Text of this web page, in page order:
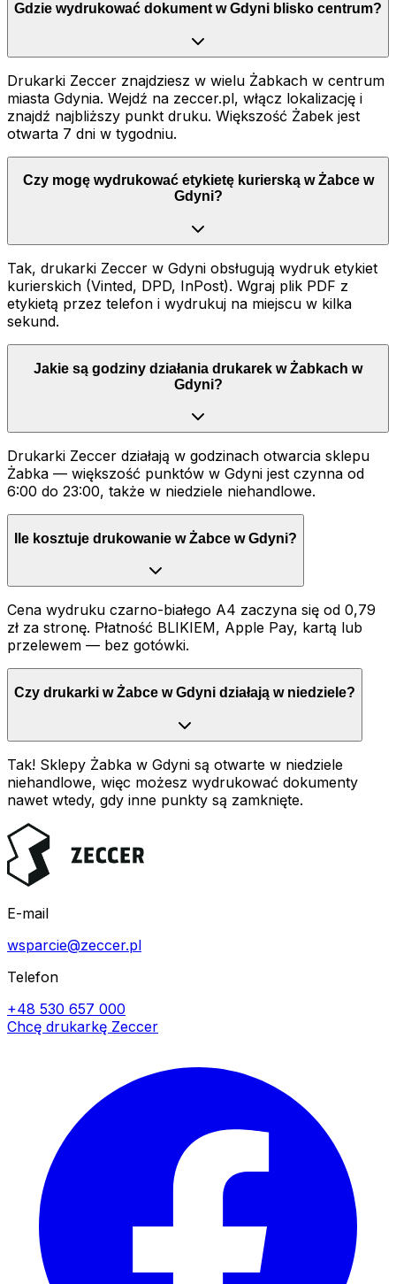
Gdzie wydrukować dokument w Gdyni blisko centrum?
Drukarki Zeccer znajdziesz w wielu Żabkach w centrum
miasta Gdynia. Wejdź na zeccer.pl, włącz lokalizację i
znajdź najbliższy punkt druku. Większość Żabek jest
otwarta 7 dni w tygodniu.
Czy mogę wydrukować etykietę kurierską w Żabce w
Gdyni?
Tak, drukarki Zeccer w Gdyni obsługują wydruk etykiet
kurierskich (Vinted, DPD, InPost). Wgraj plik PDF z
etykietą przez telefon i wydrukuj na miejscu w kilka
sekund.
Jakie są godziny działania drukarek w Żabkach w
Gdyni?
Drukarki Zeccer działają w godzinach otwarcia sklepu
Żabka — większość punktów w Gdyni jest czynna od
6:00 do 23:00, także w niedziele niehandlowe.
Ile kosztuje drukowanie w Żabce w Gdyni?
Cena wydruku czarno-białego A4 zaczyna się od 0,79
zł za stronę. Płatność BLIKIEM, Apple Pay, kartą lub
przelewem — bez gotówki.
Czy drukarki w Żabce w Gdyni działają w niedziele?
Tak! Sklepy Żabka w Gdyni są otwarte w niedziele
niehandlowe, więc możesz wydrukować dokumenty
nawet wtedy, gdy inne punkty są zamknięte.
E-mail
wsparcie@zeccer.pl
Telefon
+48 530 657 000
Chcę drukarkę Zeccer